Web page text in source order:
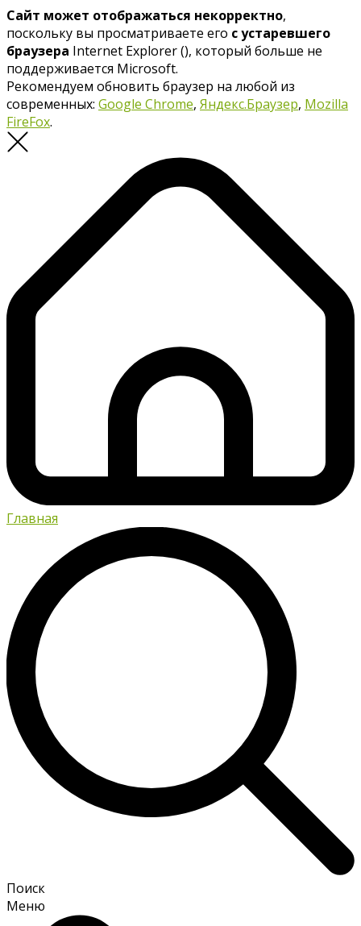
Сайт может отображаться некорректно,
поскольку вы просматриваете его с устаревшего
браузера Internet Explorer (), который больше не
поддерживается Microsoft.
Рекомендуем обновить браузер на любой из
современных: Google Chrome, Яндекс.Браузер, Mozilla
FireFox.
Главная
Поиск
Меню